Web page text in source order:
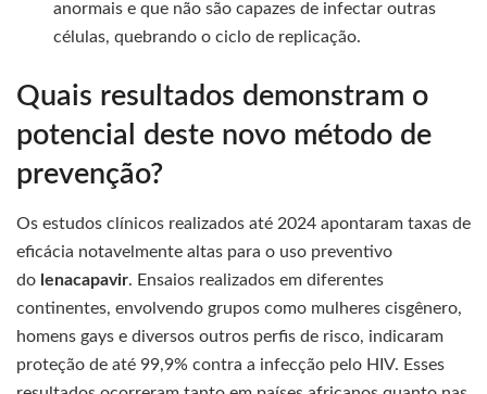
anormais e que não são capazes de infectar outras
células, quebrando o ciclo de replicação.
Quais resultados demonstram o
potencial deste novo método de
prevenção?
Os estudos clínicos realizados até 2024 apontaram taxas de
eficácia notavelmente altas para o uso preventivo
do lenacapavir. Ensaios realizados em diferentes
continentes, envolvendo grupos como mulheres cisgênero,
homens gays e diversos outros perfis de risco, indicaram
proteção de até 99,9% contra a infecção pelo HIV. Esses